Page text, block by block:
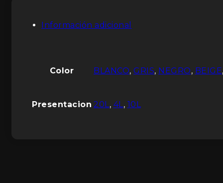
Información adicional
Color BLANCO, GRIS, NEGRO, BEIGE
Presentacion 20L, 4L, 10L